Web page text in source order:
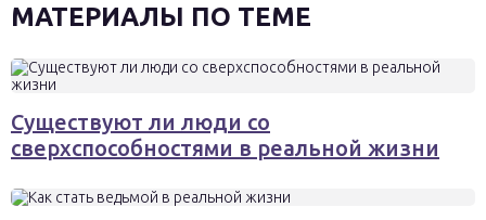
МАТЕРИАЛЫ ПО ТЕМЕ
Существуют ли люди со
сверхспособностями в реальной жизни